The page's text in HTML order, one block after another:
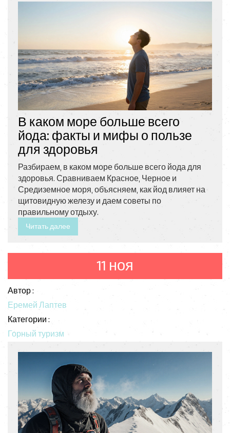
В каком море больше всего
йода: факты и мифы о пользе
для здоровья
Разбираем, в каком море больше всего йода для
здоровья. Сравниваем Красное, Черное и
Средиземное моря, объясняем, как йод влияет на
щитовидную железу и даем советы по
правильному отдыху.
Читать далее
11 ноя
Автор :
Еремей Лаптев
Категории :
Горный туризм